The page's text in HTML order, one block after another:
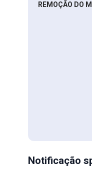
REMOÇÃO DO
Notificação